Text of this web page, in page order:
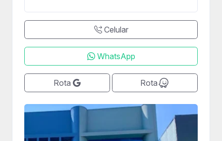
Celular
WhatsApp
Rota Rota